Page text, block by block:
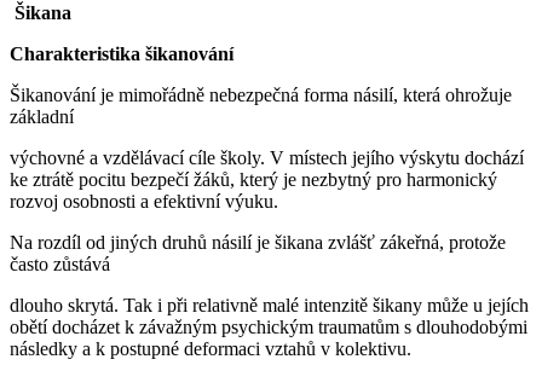
Šikana
Charakteristika šikanování
Šikanování je mimořádně nebezpečná forma násilí, která ohrožuje
základní
výchovné a vzdělávací cíle školy. V místech jejího výskytu dochází
ke ztrátě pocitu bezpečí žáků, který je nezbytný pro harmonický
rozvoj osobnosti a efektivní výuku.
Na rozdíl od jiných druhů násilí je šikana zvlášť zákeřná, protože
často zůstává
dlouho skrytá. Tak i při relativně malé intenzitě šikany může u jejích
obětí docházet k závažným psychickým traumatům s dlouhodobými
následky a k postupné deformaci vztahů v kolektivu.